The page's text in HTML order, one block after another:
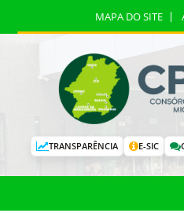
MAPA DO SITE
TRANSPARÊNCIA E-SIC